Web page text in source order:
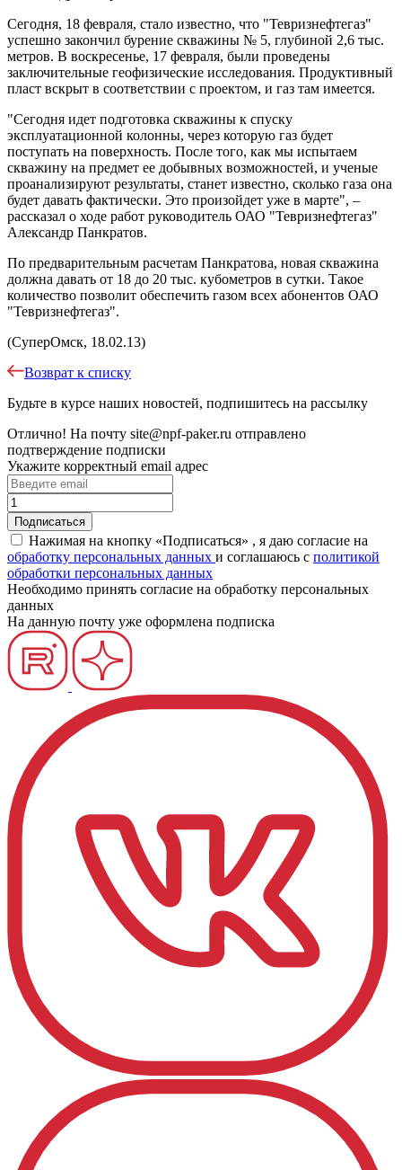
Сегодня, 18 февраля, стало известно, что "Тевризнефтегаз"
успешно закончил бурение скважины № 5, глубиной 2,6 тыс.
метров. В воскресенье, 17 февраля, были проведены
заключительные геофизические исследования. Продуктивный
пласт вскрыт в соответствии с проектом, и газ там имеется.
"Сегодня идет подготовка скважины к спуску
эксплуатационной колонны, через которую газ будет
поступать на поверхность. После того, как мы испытаем
скважину на предмет ее добывных возможностей, и ученые
проанализируют результаты, станет известно, сколько газа она
будет давать фактически. Это произойдет уже в марте", –
рассказал о ходе работ руководитель ОАО "Тевризнефтегаз"
Александр Панкратов.
По предварительным расчетам Панкратова, новая скважина
должна давать от 18 до 20 тыс. кубометров в сутки. Такое
количество позволит обеспечить газом всех абонентов ОАО
"Тевризнефтегаз".
(СуперОмск, 18.02.13)
Возврат к списку
Будьте в курсе наших новостей, подпишитесь на рассылку
Отлично! На почту site@npf-paker.ru отправлено
подтверждение подписки
Укажите корректный email адрес
Нажимая на кнопку «Подписаться» , я даю согласие на
обработку персональных данных и соглашаюсь c политикой
обработки персональных данных
Необходимо принять согласие на обработку персональных
данных
На данную почту уже оформлена подписка